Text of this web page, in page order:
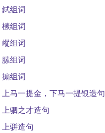
鉽组词
榡组词
嵷组词
膆组词
搧组词
上马一提金，下马一提银造句
上驷之才造句
上骈造句